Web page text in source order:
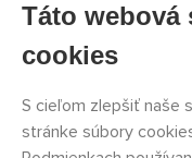
Táto webová
cookies
S cieľom zlepšiť naše
stránke súbory